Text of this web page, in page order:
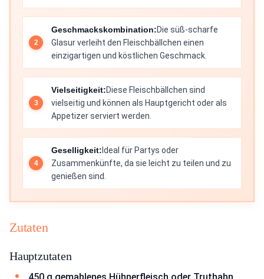
Geschmackskombination:Die süß-scharfe
Glasur verleiht den Fleischbällchen einen
einzigartigen und köstlichen Geschmack.
Vielseitigkeit:Diese Fleischbällchen sind
vielseitig und können als Hauptgericht oder als
Appetizer serviert werden.
Geselligkeit: Ideal für Partys oder
Zusammenkünfte, da sie leicht zu teilen und zu
genießen sind.
Zutaten
Hauptzutaten